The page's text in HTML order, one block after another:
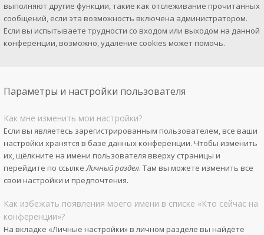
выполняют другие функции, такие как отслеживание прочитанных
сообщений, если эта возможность включена администратором.
Если вы испытываете трудности со входом или выходом на данной
конференции, возможно, удаление cookies может помочь.
Параметры и настройки пользователя
Как мне изменить мои настройки?
Если вы являетесь зарегистрированным пользователем, все ваши
настройки хранятся в базе данных конференции. Чтобы изменить
их, щёлкните на имени пользователя вверху страницы и
перейдите по ссылкеЛичный раздел. Там вы можете изменить все
свои настройки и предпочтения.
Как избежать появления моего имени в списке «Кто сейчас на
конференции»?
На вкладке «Личные настройки» в личном разделе вы найдёте